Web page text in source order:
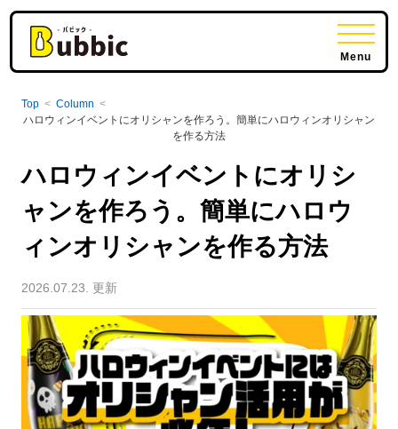
Menu
Top < Column <
ハロウィンイベントにオリシャンを作ろう。簡単にハロウィンオリシャン
を作る方法
ハロウィンイベントにオリシ
ャンを作ろう。簡単にハロウ
ィンオリシャンを作る方法
2026.07.23. 更新